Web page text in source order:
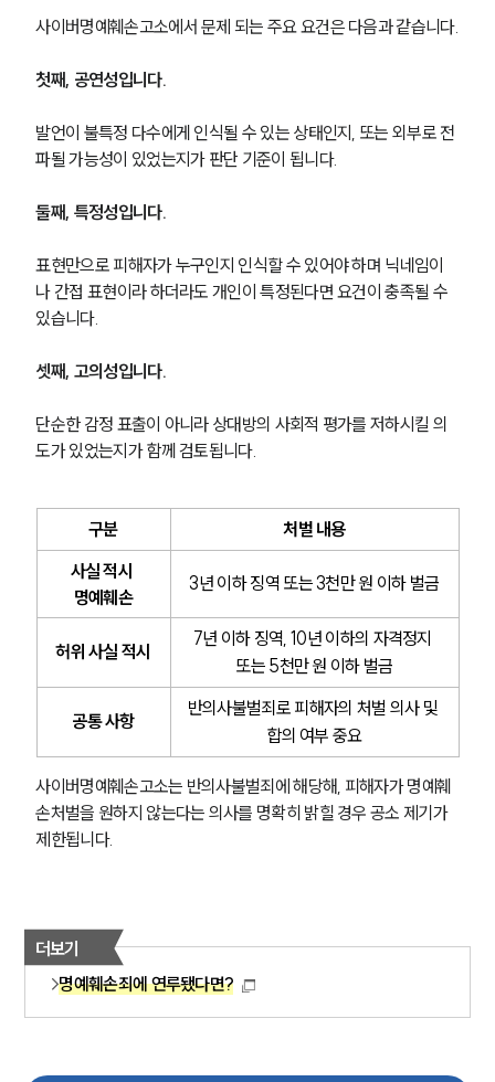
사이버명예훼손고소에서 문제 되는 주요 요건은 다음과 같습니다.
첫째, 공연성입니다.
발언이 불특정 다수에게 인식될 수 있는 상태인지, 또는 외부로 전
파될 가능성이 있었는지가 판단 기준이 됩니다.
둘째, 특정성입니다.
표현만으로 피해자가 누구인지 인식할 수 있어야 하며 닉네임이
나 간접 표현이라 하더라도 개인이 특정된다면 요건이 충족될 수
있습니다.
셋째, 고의성입니다.
단순한 감정 표출이 아니라 상대방의 사회적 평가를 저하시킬 의
도가 있었는지가 함께 검토됩니다.
구분
처벌 내용
사실 적시
명예훼손
3년 이하 징역 또는 3천만 원 이하 벌금
허위 사실 적시
7년 이하 징역, 10년 이하의 자격정지
또는 5천만 원 이하 벌금
공통 사항
반의사불벌죄로 피해자의 처벌 의사 및
합의 여부 중요
사이버명예훼손고소는 반의사불벌죄에 해당해, 피해자가 명예훼
손처벌을 원하지 않는다는 의사를 명확히 밝힐 경우 공소 제기가
제한됩니다.
더보기
명예훼손죄에 연루됐다면?